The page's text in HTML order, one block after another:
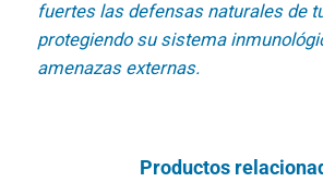
fuertes las defensas naturales de
protegiendo su sistema
amenazas externas.
Productos